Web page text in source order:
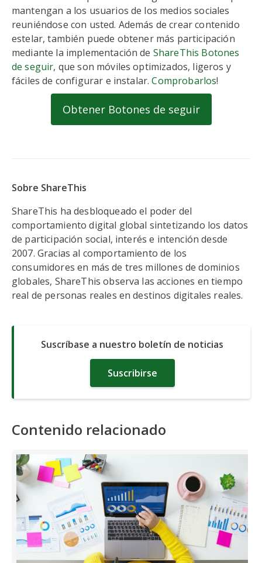
mantengan a los usuarios de los medios sociales
reuniéndose con usted. Además de crear contenido
estelar, también puede obtener más participación
mediante la implementación de ShareThis Botones
de seguir, que son móviles optimizados, ligeros y
fáciles de configurar e instalar.Comprobarlos!
Obtener Botones de seguir
Sobre ShareThis
ShareThis ha desbloqueado el poder del
comportamiento digital global sintetizando los datos
de participación social, interés e intención desde
2007. Gracias al comportamiento de los
consumidores en más de tres millones de dominios
globales, ShareThis observa las acciones en tiempo
real de personas reales en destinos digitales reales.
Suscríbase a nuestro boletín de noticias
Suscribirse
Contenido relacionado